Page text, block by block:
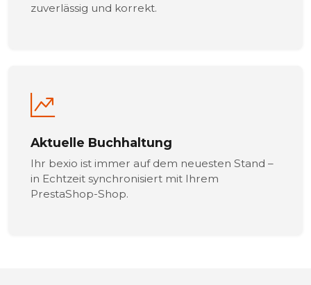
zuverlässig und korrekt.
Aktuelle Buchhaltung
Ihr bexio ist immer auf dem neuesten Stand –
in Echtzeit synchronisiert mit Ihrem
PrestaShop-Shop.